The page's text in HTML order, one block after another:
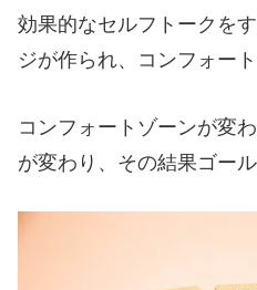
効果的なセルフトークを
ジが作られ、コンフォー
コンフォートゾーンが変
が変わり、その結果ゴー